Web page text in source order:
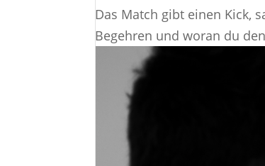
Das Match gibt einen Kick,
Begehren und woran du